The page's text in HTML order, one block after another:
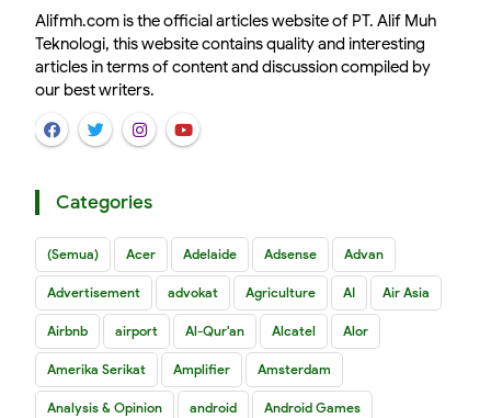
Alifmh.com is the official articles website of PT. Alif Muh
Teknologi, this website contains quality and interesting
articles in terms of content and discussion compiled by
our best writers.
Categories
(Semua) Acer Adelaide Adsense Advan
Advertisement advokat Agriculture AI Air Asia
Airbnb airport Al-Qur'an Alcatel Alor
Amerika Serikat Amplifier Amsterdam
Analysis & Opinion android Android Games